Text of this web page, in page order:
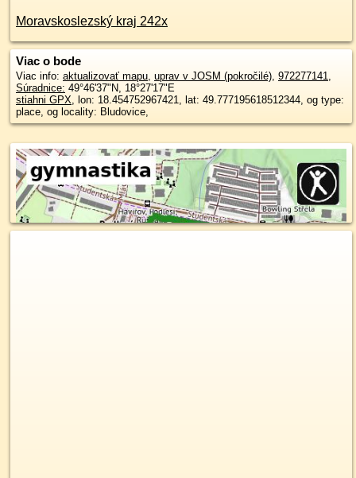
Moravskoslezský kraj 242x
Viac o bode
Viac info: aktualizovať mapu, uprav v JOSM (pokročilé), 972277141,
Súradnice: 49°46'37"N, 18°27'17"E
stiahni GPX, lon: 18.454752967421, lat: 49.777195618512344, og type:
place, og locality: Bludovice,